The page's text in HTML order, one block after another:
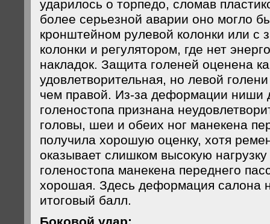
ударилось о торпедо, сломав
более серьезной аварии оно могло
кронштейном рулевой колонки или с
колонки и регулятором, где нет
накладок. Защита голеней оценена
удовлетворительная, но левой
чем правой. Из-за деформации ниши
голеностопа признана
головы, шеи и обеих ног манекена
получила хорошую оценку, хотя
оказывает слишком высокую
голеностопа манекена переднего
хорошая. Здесь деформация салона
итоговый балл.